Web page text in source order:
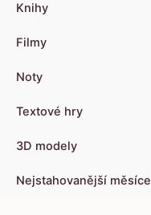
Knihy
Filmy
Noty
Textové hry
3D modely
Nejstahovanější měsíce